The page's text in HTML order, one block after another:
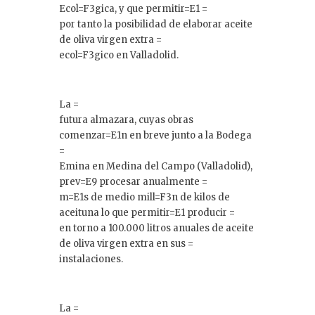
Ecol=F3gica, y que permitir=E1 =
por tanto la posibilidad de elaborar aceite
de oliva virgen extra =
ecol=F3gico en Valladolid.
La =
futura almazara, cuyas obras
comenzar=E1n en breve junto a la Bodega
=
Emina en Medina del Campo (Valladolid),
prev=E9 procesar anualmente =
m=E1s de medio mill=F3n de kilos de
aceituna lo que permitir=E1 producir =
en torno a 100.000 litros anuales de aceite
de oliva virgen extra en sus =
instalaciones.
La =